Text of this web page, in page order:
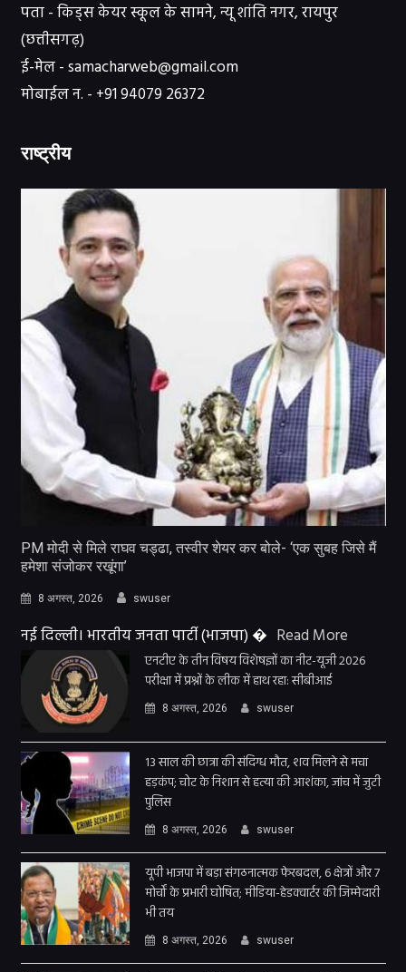
पता - किड्स केयर स्कूल के सामने, न्यू शांति नगर, रायपुर
(छत्तीसगढ़)
ई-मेल - samacharweb@gmail.com
मोबाईल न. - +91 94079 26372
राष्ट्रीय
PM मोदी से मिले राघव चड्ढा, तस्वीर शेयर कर बोले- ‘एक सुबह जिसे मैं
हमेशा संजोकर रखूंगा’
8 अगस्त, 2026 swuser
नई दिल्ली। भारतीय जनता पार्टी (भाजपा) � Read More
एनटीए के तीन विषय विशेषज्ञों का नीट-यूजी 2026
परीक्षा में प्रश्नों के लीक में हाथ रहा: सीबीआई
8 अगस्त, 2026 swuser
13 साल की छात्रा की संदिग्ध मौत, शव मिलने से मचा
हड़कंप; चोट के निशान से हत्या की आशंका, जांच में जुटी
पुलिस
8 अगस्त, 2026 swuser
यूपी भाजपा में बड़ा संगठनात्मक फेरबदल, 6 क्षेत्रों और 7
मोर्चों के प्रभारी घोषित; मीडिया-हेडक्वार्टर की जिम्मेदारी
भी तय
8 अगस्त, 2026 swuser